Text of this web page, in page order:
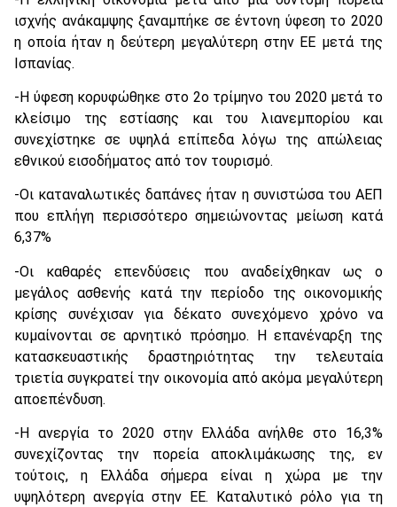
ισχνής ανάκαμψης ξαναμπήκε σε έντονη ύφεση το 2020
η οποία ήταν η δεύτερη μεγαλύτερη στην ΕΕ μετά της
Ισπανίας.
-Η ύφεση κορυφώθηκε στο 2ο τρίμηνο του 2020 μετά το
κλείσιμο της εστίασης και του λιανεμπορίου και
συνεχίστηκε σε υψηλά επίπεδα λόγω της απώλειας
εθνικού εισοδήματος από τον τουρισμό.
-Οι καταναλωτικές δαπάνες ήταν η συνιστώσα του ΑΕΠ
που επλήγη περισσότερο σημειώνοντας μείωση κατά
6,37%
-Οι καθαρές επενδύσεις που αναδείχθηκαν ως ο
μεγάλος ασθενής κατά την περίοδο της οικονομικής
κρίσης συνέχισαν για δέκατο συνεχόμενο χρόνο να
κυμαίνονται σε αρνητικό πρόσημο. Η επανέναρξη της
κατασκευαστικής δραστηριότητας την τελευταία
τριετία συγκρατεί την οικονομία από ακόμα μεγαλύτερη
αποεπένδυση.
-Η ανεργία το 2020 στην Ελλάδα ανήλθε στο 16,3%
συνεχίζοντας την πορεία αποκλιμάκωσης της, εν
τούτοις, η Ελλάδα σήμερα είναι η χώρα με την
υψηλότερη ανεργία στην ΕΕ. Καταλυτικό ρόλο για τη